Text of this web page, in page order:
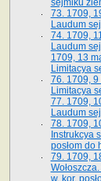
sejmiku
73. 1709,
Laudum
74. 1709,
Laudum
1709, 13
Limitacya
76. 1709,
Limitacya
77. 1709,
Laudum
78. 1709,
Instrukcya
posłom do
79. 1709,
w. kor.